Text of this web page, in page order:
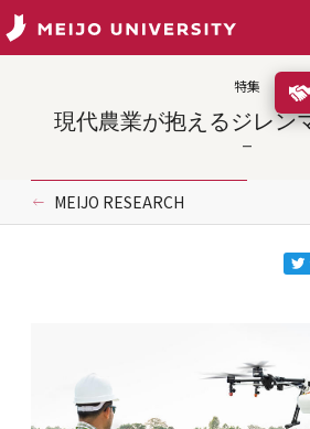
特集
現代農業が抱えるジレン
MEIJO RESEARCH